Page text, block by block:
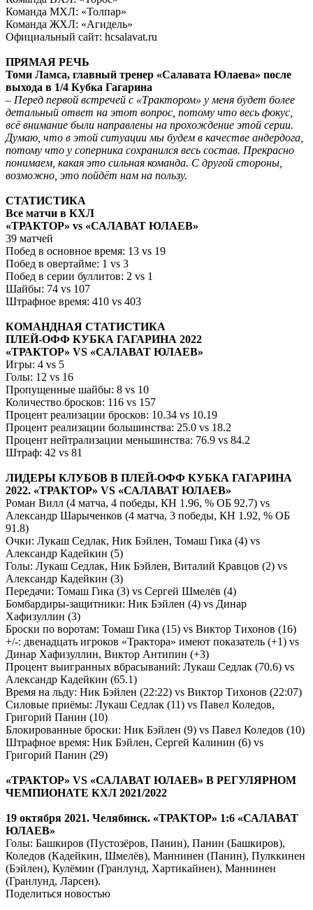
Команда МХЛ: «Толпар»
Команда ЖХЛ: «Агидель»
Официальный сайт: hcsalavat.ru
ПРЯМАЯ РЕЧЬ
Томи Ламса, главный тренер «Салавата Юлаева» после
выхода в 1/4 Кубка Гагарина
– Перед первой встречей с «Трактором» у меня будет более
детальный ответ на этот вопрос, потому что весь фокус,
всё внимание были направлены на прохождение этой серии.
Думаю, что в этой ситуации мы будем в качестве андердога,
потому что у соперника сохранился весь состав. Прекрасно
понимаем, какая это сильная команда. С другой стороны,
возможно, это пойдёт нам на пользу.
СТАТИСТИКА
Все матчи в КХЛ
«ТРАКТОР» vs «САЛАВАТ ЮЛАЕВ»
39 матчей
Побед в основное время: 13 vs 19
Побед в овертайме: 1 vs 3
Побед в серии буллитов: 2 vs 1
Шайбы: 74 vs 107
Штрафное время: 410 vs 403
КОМАНДНАЯ СТАТИСТИКА
ПЛЕЙ-ОФФ КУБКА ГАГАРИНА 2022
«ТРАКТОР» VS «САЛАВАТ ЮЛАЕВ»
Игры: 4 vs 5
Голы: 12 vs 16
Пропущенные шайбы: 8 vs 10
Количество бросков: 116 vs 157
Процент реализации бросков: 10.34 vs 10.19
Процент реализации большинства: 25.0 vs 18.2
Процент нейтрализации меньшинства: 76.9 vs 84.2
Штраф: 42 vs 81
ЛИДЕРЫ КЛУБОВ В ПЛЕЙ-ОФФ КУБКА ГАГАРИНА
2022. «ТРАКТОР» VS «САЛАВАТ ЮЛАЕВ»
Роман Вилл (4 матча, 4 победы, КН 1.96, % ОБ 92.7) vs
Александр Шарыченков (4 матча, 3 победы, КН 1.92, % ОБ
91.8)
Очки: Лукаш Седлак, Ник Бэйлен, Томаш Гика (4) vs
Александр Кадейкин (5)
Голы: Лукаш Седлак, Ник Бэйлен, Виталий Кравцов (2) vs
Александр Кадейкин (3)
Передачи: Томаш Гика (3) vs Сергей Шмелёв (4)
Бомбардиры-защитники: Ник Бэйлен (4) vs Динар
Хафизуллин (3)
Броски по воротам: Томаш Гика (15) vs Виктор Тихонов (16)
+/-: двенадцать игроков «Трактора» имеют показатель (+1) vs
Динар Хафизуллин, Виктор Антипин (+3)
Процент выигранных вбрасываний: Лукаш Седлак (70.6) vs
Александр Кадейкин (65.1)
Время на льду: Ник Бэйлен (22:22) vs Виктор Тихонов (22:07)
Силовые приёмы: Лукаш Седлак (11) vs Павел Коледов,
Григорий Панин (10)
Блокированные броски: Ник Бэйлен (9) vs Павел Коледов (10)
Штрафное время: Ник Бэйлен, Сергей Калинин (6) vs
Григорий Панин (29)
«ТРАКТОР» VS «САЛАВАТ ЮЛАЕВ» В РЕГУЛЯРНОМ
ЧЕМПИОНАТЕ КХЛ 2021/2022
19 октября 2021. Челябинск. «ТРАКТОР» 1:6 «САЛАВАТ
ЮЛАЕВ»
Голы: Башкиров (Пустозёров, Панин), Панин (Башкиров),
Коледов (Кадейкин, Шмелёв), Маннинен (Панин), Пулккинен
(Бэйлен), Кулёмин (Гранлунд, Хартикайнен), Маннинен
(Гранлунд, Ларсен).
Поделиться новостью